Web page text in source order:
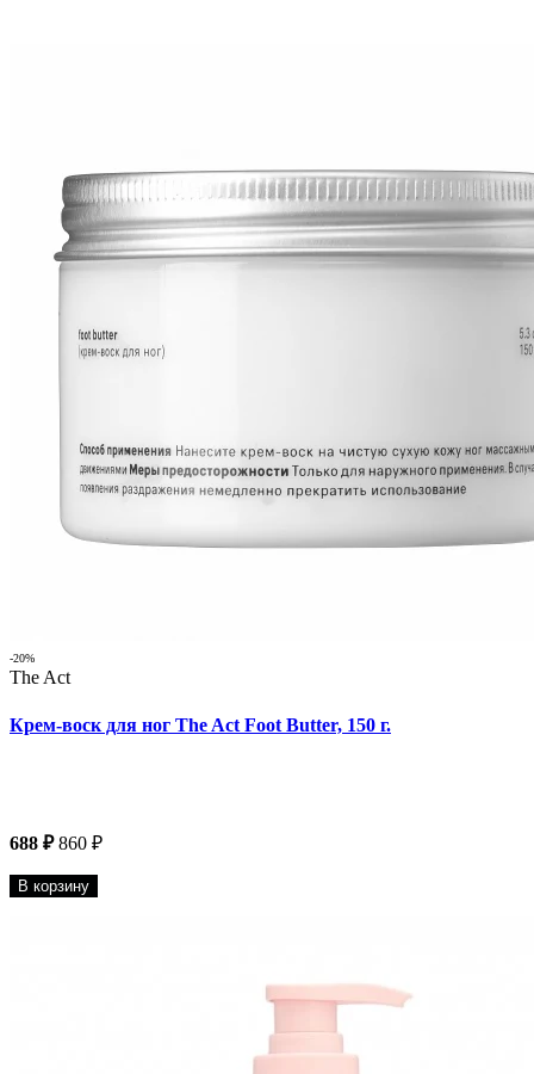
-20%
The Act
Крем-воск для ног The Act Foot Butter, 150 г.
688 ₽ 860 ₽
В корзину